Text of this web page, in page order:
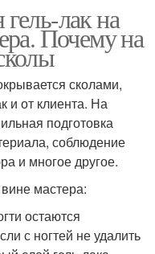
лак на
Почему на
сколами,
и от клиента. На
подготовка
соблюдение
и многое другое.
мастера:
остаются
с ногтей не удалить